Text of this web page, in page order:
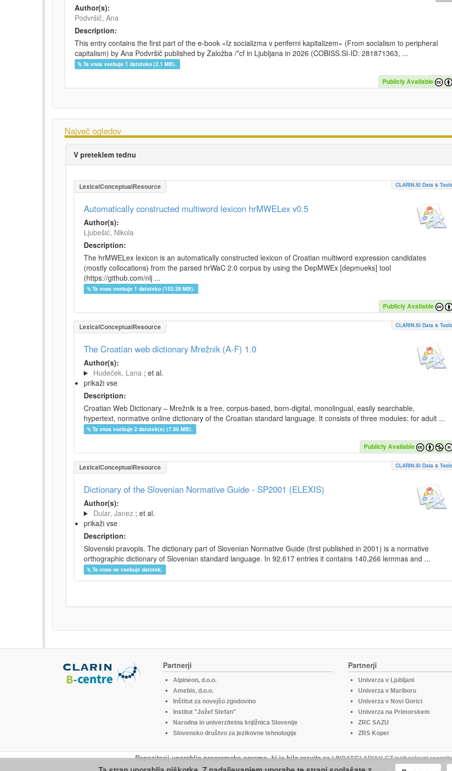
Author(s):
Podvršič, Ana
Description:
This entry contains the first part of the e-book »Iz socializma v periferni kapitalizem« (From socialism to peripheral
capitalism) by Ana Podvršič published by Založba /*cf in Ljubljana in 2026 (COBISS.SI-ID: 281871363, ...
Ta vnos vsebuje 1 datoteko (2.1 MB).
Publicly Available
Največ ogledov
V preteklem tednu
LexicalConceptualResource CLARIN.SI Data &
Automatically constructed multiword lexicon hrMWELex v0.5
Author(s):
Ljubešić, Nikola
Description:
The hrMWELex lexicon is an automatically constructed lexicon of Croatian multiword expression candidates
(mostly collocations) from the parsed hrWaC 2.0 corpus by using the DepMWEx [depmueks] tool
(https://github.com/nlj ...
Ta vnos vsebuje 1 datoteko (152.39 MB).
Publicly Available
LexicalConceptualResource CLARIN.SI Data &
The Croatian web dictionary Mrežnik (A-F) 1.0
Author(s):
Hudeček, Lana ; et al.
prikaži vse
Description:
Croatian Web Dictionary – Mrežnik is a free, corpus-based, born-digital, monolingual, easily searchable,
hypertext, normative online dictionary of the Croatian standard language. It consists of three modules: for adult ...
Ta vnos vsebuje 2 datotek(e) (7.86 MB).
Publicly Available
LexicalConceptualResource CLARIN.SI Data &
Dictionary of the Slovenian Normative Guide - SP2001 (ELEXIS)
Author(s):
Dular, Janez ; et al.
prikaži vse
Description:
Slovenski pravopis. The dictionary part of Slovenian Normative Guide (first published in 2001) is a normative
orthographic dictionary of Slovenian standard language. In 92,617 entries it contains 140,266 lemmas and ...
Ta vnos ne vsebuje datotek.
Partnerji
Alpineon, d.o.o.
Amebis, d.o.o.
Inštitut za novejšo zgodovino
Institut "Jožef Stefan"
Narodna in univerzitetna knjižnica Slovenije
Slovensko društvo za jezikovne tehnologije
Partnerji
Univerza v Ljubljani
Univerza v Mariboru
Univerza v Novi Gorici
Univerza na Primorskem
ZRC SAZU
ZRS Koper
Repozitorij uporablja programsko opremo, ki je bila razvita zaLINDAT/CLARIAH-CZ jezikoslovni